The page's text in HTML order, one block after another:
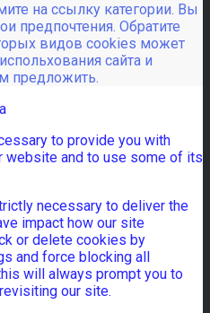
на ссылку категории. Вы
предпочтения. Обратите
видов cookies может
сайта и
предложить.
to provide you with
website and to use some of its
necessary to deliver the
impact how our site
or delete cookies by
and force blocking all
will always prompt you to
our site.